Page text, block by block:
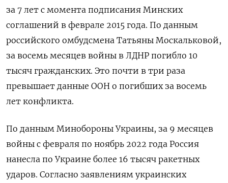
за 7 лет с момента подписания Минских
соглашений в феврале 2015 года. По данным
российского омбудсмена Татьяны Москальковой,
за восемь месяцев войны в ЛДНР погибло 10
тысяч гражданских. Это почти в три раза
превышает данные ООН о погибших за восемь
лет конфликта.
По данным Минобороны Украины, за 9 месяцев
войны с февраля по ноябрь 2022 года Россия
нанесла по Украине более 16 тысяч ракетных
ударов. Согласно заявлениям украинских